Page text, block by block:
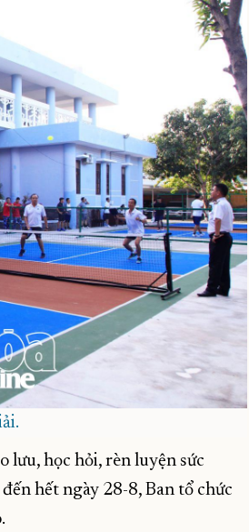
lưu, học hỏi, rèn luyện sức
hết ngày 28-8, Ban tổ chức